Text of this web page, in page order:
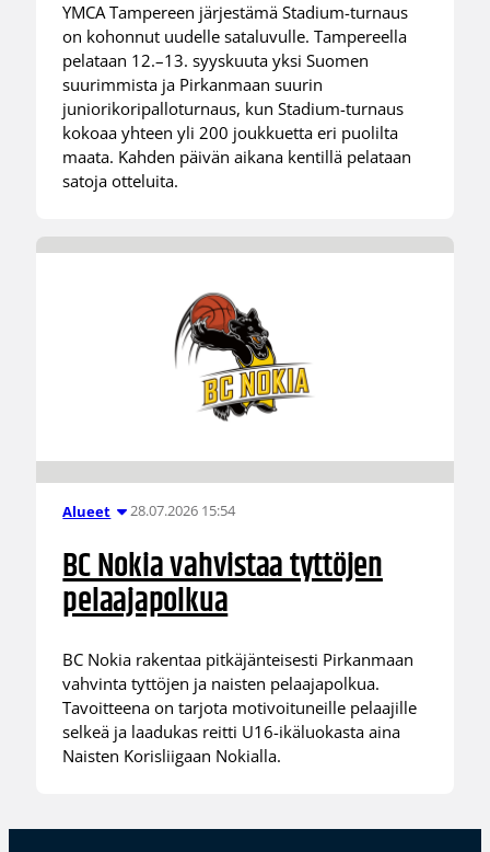
YMCA Tampereen järjestämä Stadium-turnaus
on kohonnut uudelle sataluvulle. Tampereella
pelataan 12.–13. syyskuuta yksi Suomen
suurimmista ja Pirkanmaan suurin
juniorikoripalloturnaus, kun Stadium-turnaus
kokoaa yhteen yli 200 joukkuetta eri puolilta
maata. Kahden päivän aikana kentillä pelataan
satoja otteluita.
Alueet 28.07.2026 15:54
BC Nokia vahvistaa tyttöjen
pelaajapolkua
BC Nokia rakentaa pitkäjänteisesti Pirkanmaan
vahvinta tyttöjen ja naisten pelaajapolkua.
Tavoitteena on tarjota motivoituneille pelaajille
selkeä ja laadukas reitti U16-ikäluokasta aina
Naisten Korisliigaan Nokialla.